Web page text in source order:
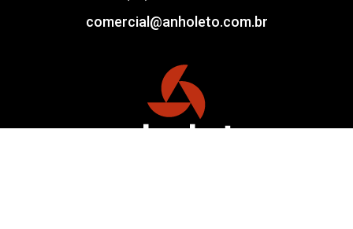
comercial@anholeto.com.br